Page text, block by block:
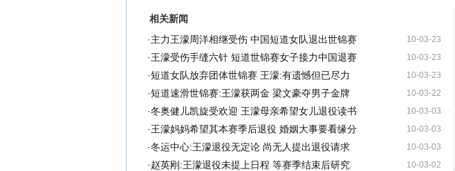
相关新闻
10-03-23
·主力王濛周洋相继受伤 中国短道女队退出世锦赛
10-03-23
·王濛受伤手缝六针 短道世锦赛女子接力中国退赛
10-03-23
·短道女队放弃团体世锦赛 王濛:有遗憾但已尽力
10-03-22
·短道速滑世锦赛:王濛获两金 梁文豪夺男子金牌
10-03-03
·冬奥健儿凯旋受欢迎 王濛母亲希望女儿退役读书
10-03-03
·王濛妈妈希望其本赛季后退役 婚姻大事要看缘分
10-03-03
·冬运中心:王濛退役无定论 尚无人提出退役请求
10-03-02
·赵英刚:王濛退役未提上日程 等赛季结束后研究